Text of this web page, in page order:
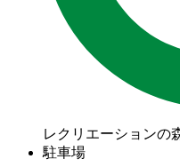
レクリエーションの
駐車場